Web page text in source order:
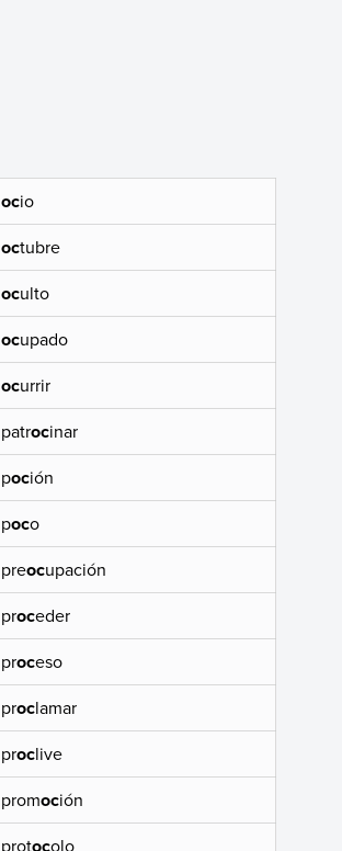
ocio
octubre
oculto
ocupado
ocurrir
patrocinar
poción
poco
preocupación
proceder
proceso
proclamar
proclive
promoción
protocolo